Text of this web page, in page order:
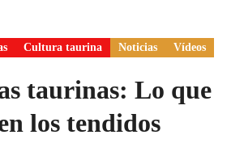
Cultura taurina Noticias Vídeos
taurinas: Lo que
los tendidos